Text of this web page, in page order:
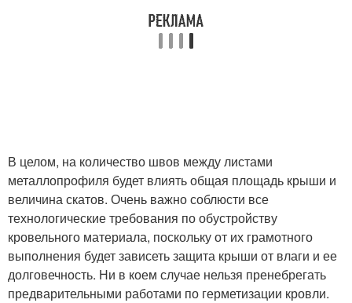
В целом, на количество швов между листами
металлопрофиля будет влиять общая площадь крыши и
величина скатов. Очень важно соблюсти все
технологические требования по обустройству
кровельного материала, поскольку от их грамотного
выполнения будет зависеть защита крыши от влаги и ее
долговечность. Ни в коем случае нельзя пренебрегать
предварительными работами по герметизации кровли.